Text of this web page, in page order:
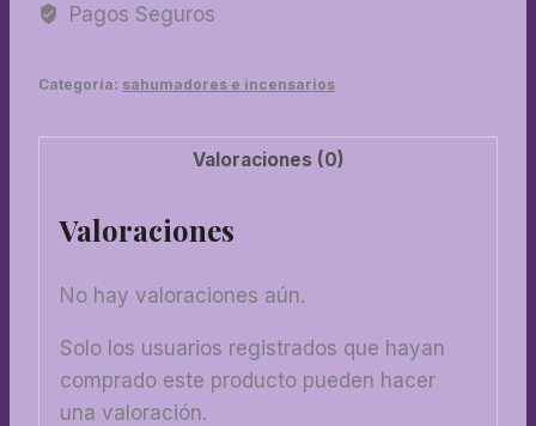
cantidad
Pagos Seguros
Categoría: sahumadores e incensarios
Valoraciones (0)
Valoraciones
No hay valoraciones aún.
Solo los usuarios registrados que hayan
comprado este producto pueden hacer
una valoración.